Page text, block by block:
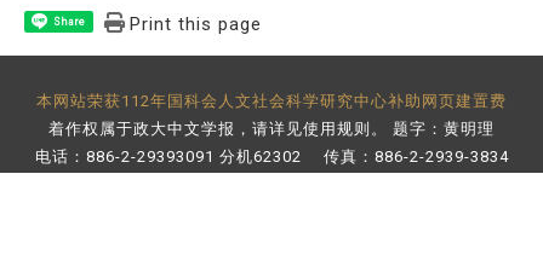
Share Print this page
本网站荣获112年国科会人文社会科学研究中心补助网页建置费
着作权属于政大中文学报，请详见使用规则 。 题字：黄明理
电话：886-2-29393091 分机62302 传真：886-2-2939-3834